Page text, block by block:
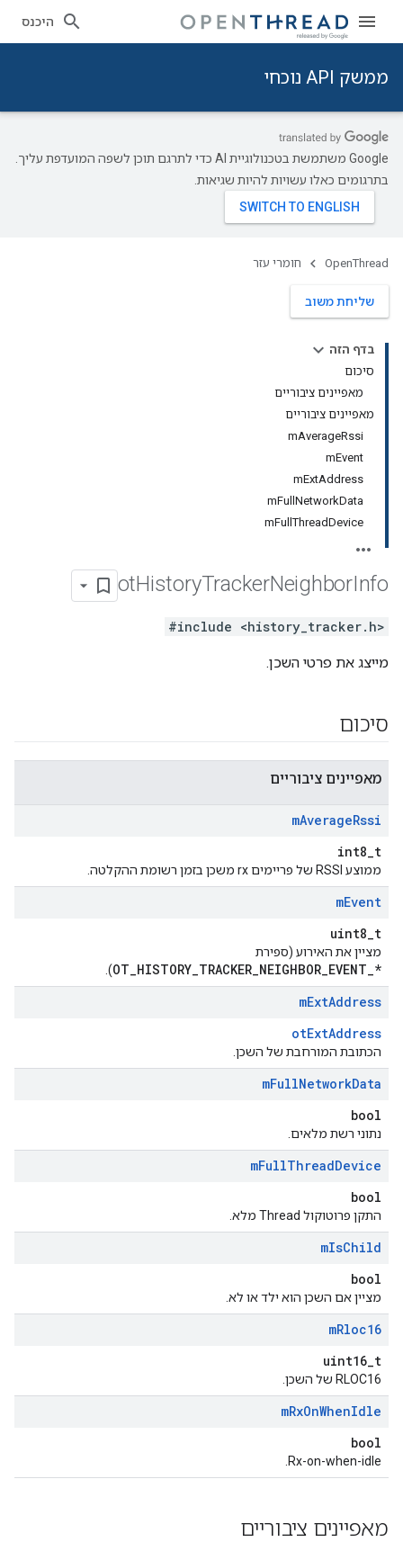
היכנס
ממשק API נוכחי
‫Google משתמשת בטכנולוגיית AI כדי לתרגם תוכן לשפה המועדפת עליך.
בתרגומים כאלו עשויות להיות שגיאות.
OpenThread חומרי עזר
שליחת משוב
בדף הזה
סיכום
מאפיינים ציבוריים
מאפיינים ציבוריים
mAverageRssi
mEvent
mExtAddress
mFullNetworkData
mFullThreadDevice
otHistoryTrackerNeighborInfo
#include <history_tracker.h>
מייצג את פרטי השכן.
סיכום
מאפיינים ציבוריים
mAverageRssi
int8_t
ממוצע RSSI של פריימים rx משכן בזמן רשומת ההקלטה.
mEvent
uint8_t
מציין את האירוע (ספירת
OT_HISTORY_TRACKER_NEIGHBOR_EVENT_*
).
mExtAddress
otExtAddress
הכתובת המורחבת של השכן.
mFullNetworkData
bool
נתוני רשת מלאים.
mFullThreadDevice
bool
התקן פרוטוקול Thread מלא.
mIsChild
bool
מציין אם השכן הוא ילד או לא.
mRloc16
uint16_t
RLOC16 של השכן.
mRxOnWhenIdle
bool
Rx-on-when-idle.
מאפיינים ציבוריים